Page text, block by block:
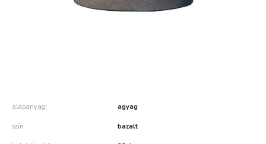
alapanyag agyag
szín bazalt